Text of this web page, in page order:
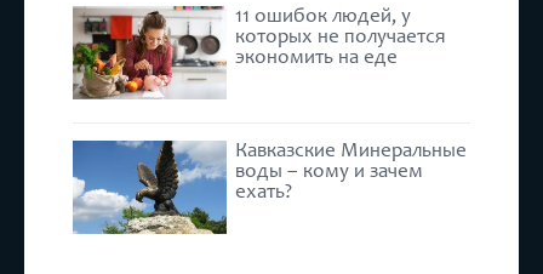
11 ошибок людей, у
которых не получается
экономить на еде
Кавказские Минеральные
воды – кому и зачем
ехать?